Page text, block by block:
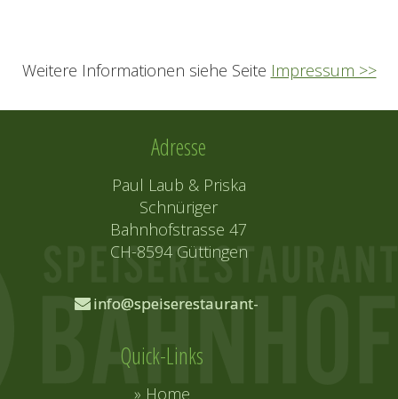
Weitere Informationen siehe Seite Impressum >>
Adresse
Paul Laub & Priska
Schnüriger
Bahnhofstrasse 47
CH-8594 Güttingen
info@speiserestaurant-
Quick-Links
» Home